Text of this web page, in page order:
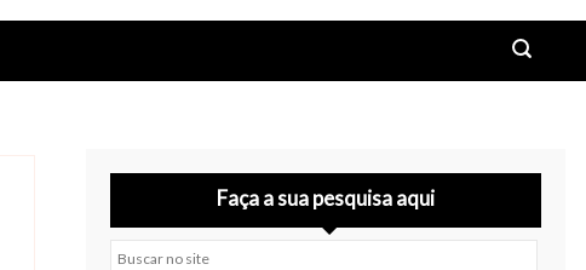
Faça a sua pesquisa aqui
Buscar no site